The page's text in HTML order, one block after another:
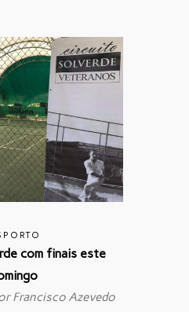
com finais este
Francisco Azevedo